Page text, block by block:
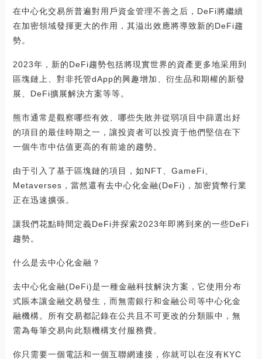
在中心化交易所普遍對用戶資金管理不善之后，DeFi將繼續
在加密領域發揮更大的作用，其溢出效應將導致新的DeFi趨
勢。
2023年，新的DeFi趨勢包括將現實世界的資產更多地采用到
區塊鏈上、對非托管dApp的興趣增加、衍生品和期權的新發
展、DeFi擴展解決方案等等。
熊市通常是觀察哪些有效、哪些失敗并從弱項目中篩選出好
的項目的最佳時期之一，讓投資者可以投資于他們堅信在下
一個牛市中估值更高的有前途的趨勢。
由于引入了基于區塊鏈的項目，如NFT、GameFi、
Metaverses，當然還有去中心化金融(DeFi)，加密貨幣行業
正在迅速擴張。
讓我們花點時間定義DeFi并探索2023年即將到來的一些DeFi
趨勢。
什么是去中心化金融？
去中心化金融(DeFi)是一種金融科技解決方案，它使用分布
式賬本讓金融交易發生，而無需銀行和金融公司等中心化金
融機構。所有交易都記錄在公共且不可更改的分類賬中，無
需為每筆交易向此類機構支付服務費。
你只需要一個電話和一個互聯網連接，你就可以在沒有KYC